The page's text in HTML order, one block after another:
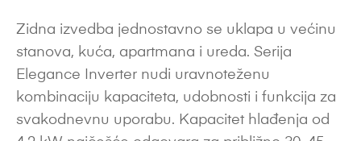
Zidna izvedba jednostavno se uklapa u većinu
stanova, kuća, apartmana i ureda. Serija
Elegance Inverter nudi uravnoteženu
kombinaciju kapaciteta, udobnosti i funkcija za
svakodnevnu uporabu. Kapacitet hlađenja od